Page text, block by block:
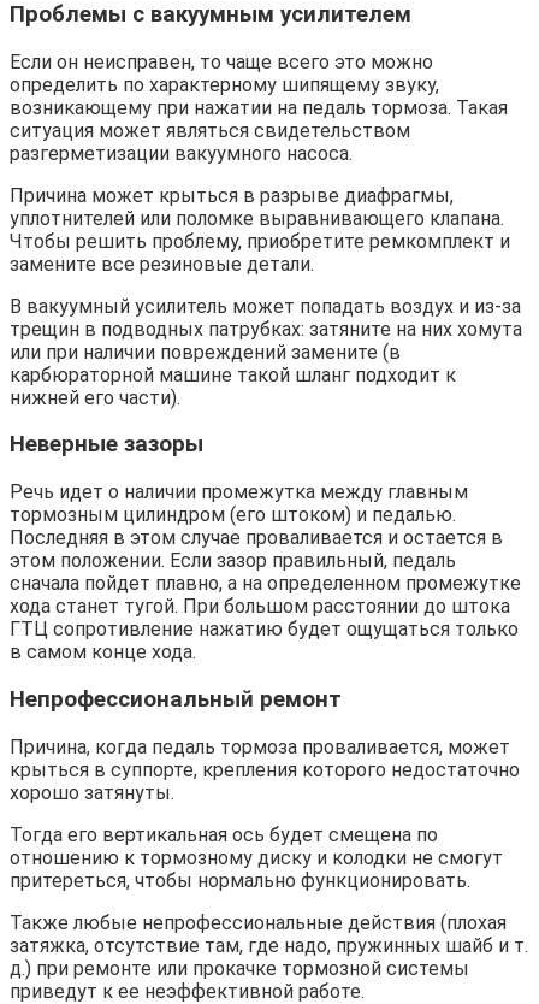
Проблемы с вакуумным усилителем
Если он неисправен, то чаще всего это можно
определить по характерному шипящему звуку,
возникающему при нажатии на педаль тормоза. Такая
ситуация может являться свидетельством
разгерметизации вакуумного насоса.
Причина может крыться в разрыве диафрагмы,
уплотнителей или поломке выравнивающего клапана.
Чтобы решить проблему, приобретите ремкомплект и
замените все резиновые детали.
В вакуумный усилитель может попадать воздух и из-за
трещин в подводных патрубках: затяните на них хомута
или при наличии повреждений замените (в
карбюраторной машине такой шланг подходит к
нижней его части).
Неверные зазоры
Речь идет о наличии промежутка между главным
тормозным цилиндром (его штоком) и педалью.
Последняя в этом случае проваливается и остается в
этом положении. Если зазор правильный, педаль
сначала пойдет плавно, а на определенном промежутке
хода станет тугой. При большом расстоянии до штока
ГТЦ сопротивление нажатию будет ощущаться только
в самом конце хода.
Непрофессиональный ремонт
Причина, когда педаль тормоза проваливается, может
крыться в суппорте, крепления которого недостаточно
хорошо затянуты.
Тогда его вертикальная ось будет смещена по
отношению к тормозному диску и колодки не смогут
притереться, чтобы нормально функционировать.
Также любые непрофессиональные действия (плохая
затяжка, отсутствие там, где надо, пружинных шайб и т.
д.) при ремонте или прокачке тормозной системы
приведут к ее неэффективной работе.